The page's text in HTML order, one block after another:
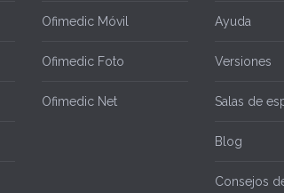
Ofimedic Móvil
Ofimedic Foto
Ofimedic Net
Ayuda
Versiones
Salas de
Blog
Consejos